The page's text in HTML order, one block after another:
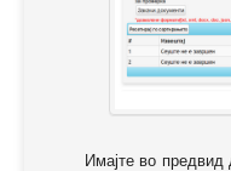
Имајте во предвид